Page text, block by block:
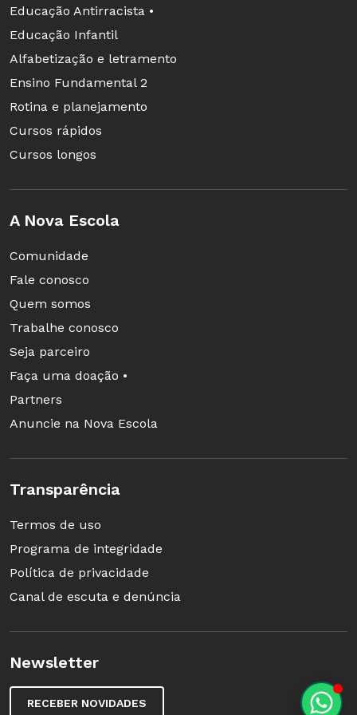
feita em etapas - e a primeira está programada
para 2009 -, o debate deve continuar e reserva
espaço até para eventuais contestações
jurídicas oficiais. De certo, não existe nada
programado, apenas uma promessa do MEC de
que, com base em dúvidas que serão
encaminhadas pelos estados, deve haver uma
Educação Antirracista •
Educação Infantil
Alfabetização e letramento
Ensino Fundamental 2
Rotina e planejamento
Cursos rápidos
Cursos longos
A Nova Escola
Comunidade
Fale conosco
Quem somos
Trabalhe conosco
Seja parceiro
Faça uma doação •
Partners
Anuncie na Nova Escola
Transparência
Termos de uso
Programa de integridade
Política de privacidade
Canal de escuta e denúncia
Newsletter
RECEBER NOVIDADES